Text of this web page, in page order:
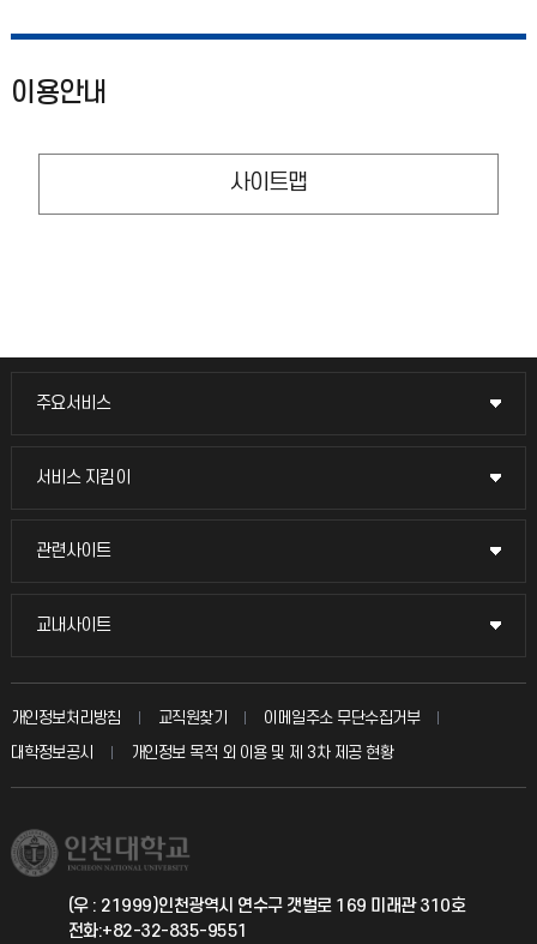
이용안내
사이트맵
주요서비스
주요서비스
교무회의방송
입학안내
취업정보(학생)
서비스 지킴이
서비스 지킴이
묻고 답하기
칭찬마당
학생서비스 지킴이
관련사이트
관련사이트
국방헬프콜
총동문회
교내사이트
교내사이트
교수회
교육혁신본부
국제지원과
공자아카데미
개인정보처리방침 교직원찾기
이메일주소 무단수집거부
대학정보공시
개인정보 목적 외 이용 및 제 3차 제공 현황
(우 : 21999)인천광역시 연수구 갯벌로 169 미래관 310호
전화:+82-32-835-9551